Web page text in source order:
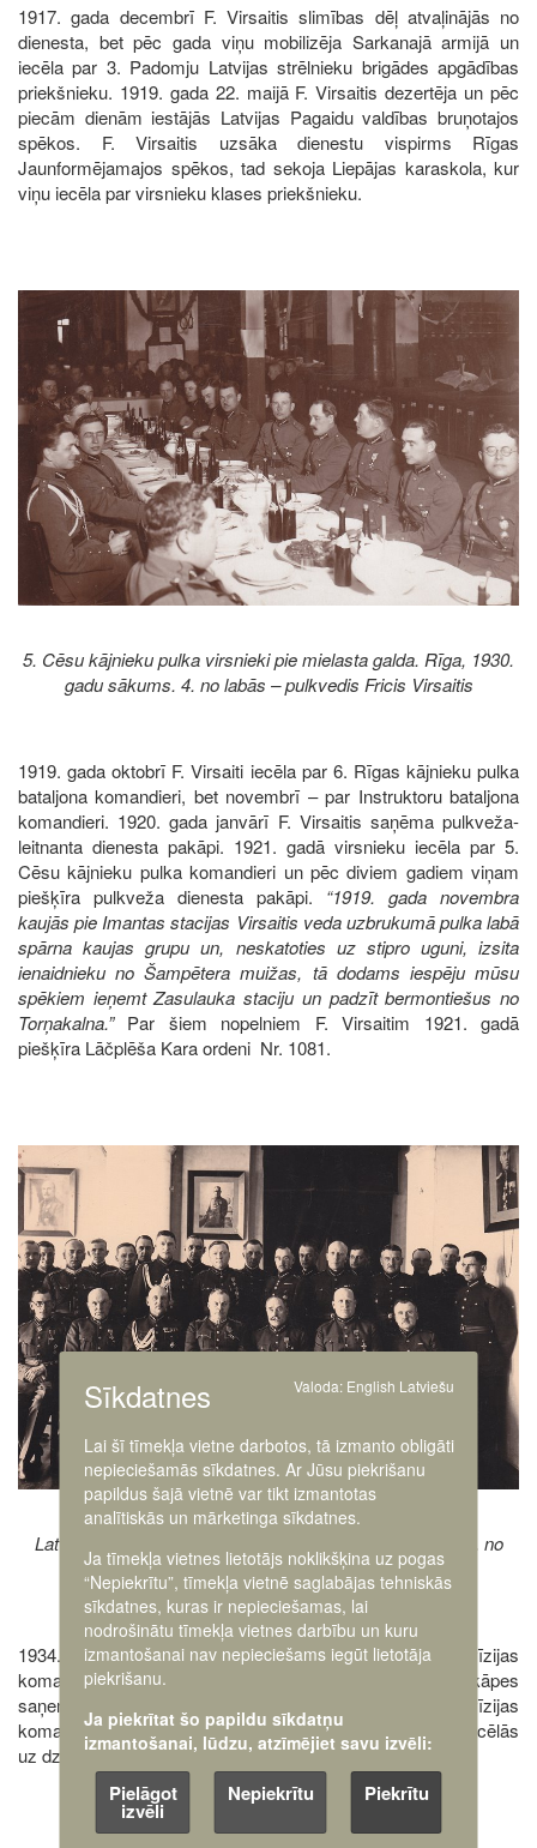
1917. gada decembrī F. Virsaitis slimības dēļ atvaļinājās no
dienesta, bet pēc gada viņu mobilizēja Sarkanajā armijā un
iecēla par 3. Padomju Latvijas strēlnieku brigādes apgādības
priekšnieku. 1919. gada 22. maijā F. Virsaitis dezertēja un pēc
piecām dienām iestājās Latvijas Pagaidu valdības bruņotajos
spēkos. F. Virsaitis uzsāka dienestu vispirms Rīgas
Jaunformējamajos spēkos, tad sekoja Liepājas karaskola, kur
viņu iecēla par virsnieku klases priekšnieku.
Image
5. Cēsu kājnieku pulka virsnieki pie mielasta galda. Rīga, 1930.
gadu sākums. 4. no labās – pulkvedis Fricis Virsaitis
1919. gada oktobrī F. Virsaiti iecēla par 6. Rīgas kājnieku pulka
bataljona komandieri, bet novembrī – par Instruktoru bataljona
komandieri. 1920. gada janvārī F. Virsaitis saņēma pulkveža-
leitnanta dienesta pakāpi. 1921. gadā virsnieku iecēla par 5.
Cēsu kājnieku pulka komandieri un pēc diviem gadiem viņam
piešķīra pulkveža dienesta pakāpi. “1919. gada novembra
kaujās pie Imantas stacijas Virsaitis veda uzbrukumā pulka labā
spārna kaujas grupu un, neskatoties uz stipro uguni, izsita
ienaidnieku no Šampētera muižas, tā dodams iespēju mūsu
spēkiem ieņemt Zasulauka staciju un padzīt bermontiešus no
Torņakalna.”Par šiem nopelniem F. Virsaitim 1921. gadā
piešķīra Lāčplēša Kara ordeni Nr. 1081.
Image
Latvijas armijas virsnieki. Rīga, ap 1934. gadu. 1. rindā 3. no
labās – ģenerālis Fricis Virsaitis
1934. gada jūnijā F. Virsaiti iecēla par Vidzemes divīzijas
komandiera palīgu, bet pēc ģenerāļa dienesta pakāpes
saņemšanas 1934. gada novembrī – par Vidzemes divīzijas
komandieri. 1940. gada jūlijā F. Virsaitis atvaļinājās un pārcēlās
uz dzīvi Smārdes pagasta “Virsaišos”.
Sīkdatnes Valoda: English Latviešu
Lai šī tīmekļa vietne darbotos, tā izmanto obligāti
nepieciešamās sīkdatnes. Ar Jūsu piekrišanu
papildus šajā vietnē var tikt izmantotas
analītiskās un mārketinga sīkdatnes.
Ja tīmekļa vietnes lietotājs noklikšķina uz pogas
“Nepiekrītu”, tīmekļa vietnē saglabājas tehniskās
sīkdatnes, kuras ir nepieciešamas, lai
nodrošinātu tīmekļa vietnes darbību un kuru
izmantošanai nav nepieciešams iegūt lietotāja
piekrišanu.
Ja piekrītat šo papildu sīkdatņu
izmantošanai, lūdzu, atzīmējiet savu izvēli:
Pielāgot
izvēli
Nepiekrītu Piekrītu